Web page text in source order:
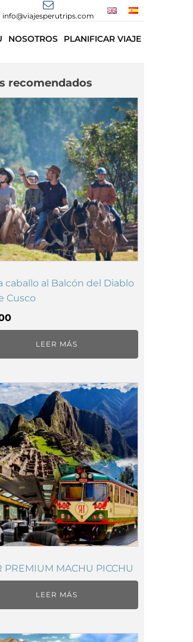
info@viajesperutrips.com
NOSOTROS PLANIFICAR VIAJE
recomendados
caballo al Balcón del Diablo
Cusco
LEER MÁS
PREMIUM MACHU PICCHU
LEER MÁS